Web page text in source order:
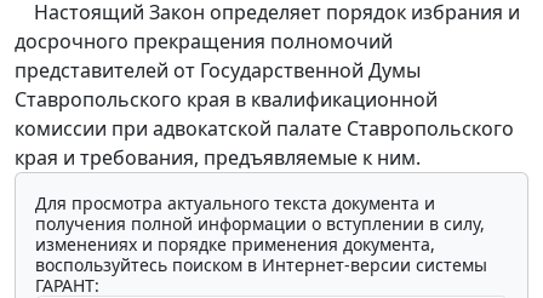
Настоящий Закон определяет порядок избрания и
досрочного прекращения полномочий
представителей от Государственной Думы
Ставропольского края в квалификационной
комиссии при адвокатской палате Ставропольского
края и требования, предъявляемые к ним.
Для просмотра актуального текста документа и
получения полной информации о вступлении в силу,
изменениях и порядке применения документа,
воспользуйтесь поиском в Интернет-версии системы
ГАРАНТ: